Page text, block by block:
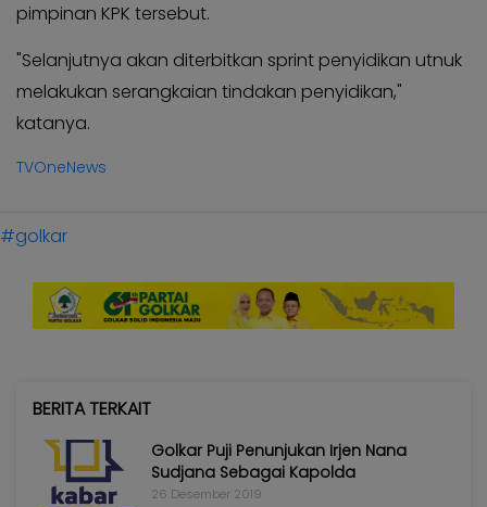
pimpinan KPK tersebut.
"Selanjutnya akan diterbitkan sprint penyidikan utnuk
melakukan serangkaian tindakan penyidikan,"
katanya.
TVOneNews
#golkar
BERITA TERKAIT
Golkar Puji Penunjukan Irjen Nana
Sudjana Sebagai Kapolda
26 Desember 2019